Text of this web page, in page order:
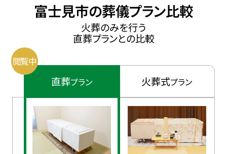
富士見市の葬儀プラン比較
火葬のみを行う
直葬プランとの比較
直葬プラン 火葬式プラン